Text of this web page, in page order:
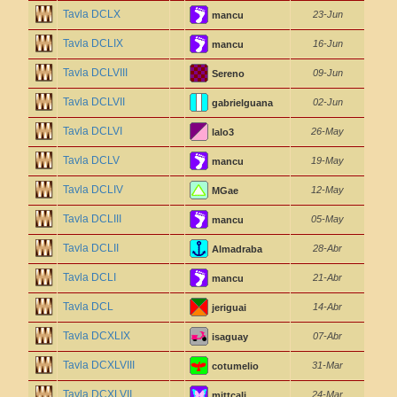
Tavla DCLX mancu 23-Jun
Tavla DCLIX mancu 16-Jun
Tavla DCLVIII Sereno 09-Jun
Tavla DCLVII gabrielguana 02-Jun
Tavla DCLVI lalo3 26-May
Tavla DCLV mancu 19-May
Tavla DCLIV MGae 12-May
Tavla DCLIII mancu 05-May
Tavla DCLII Almadraba 28-Abr
Tavla DCLI mancu 21-Abr
Tavla DCL jeriguai 14-Abr
Tavla DCXLIX isaguay 07-Abr
Tavla DCXLVIII cotumelio 31-Mar
Tavla DCXLVII 24-Mar